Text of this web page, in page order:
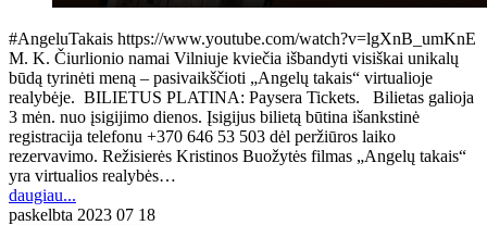
#AngeluTakais https://www.youtube.com/watch?v=lgXnB_umKnE
M. K. Čiurlionio namai Vilniuje kviečia išbandyti visiškai unikalų
būdą tyrinėti meną – pasivaikščioti „Angelų takais“ virtualioje
realybėje. BILIETUS PLATINA: Paysera Tickets. Bilietas galioja
3 mėn. nuo įsigijimo dienos. Įsigijus bilietą būtina išankstinė
registracija telefonu +370 646 53 503 dėl peržiūros laiko
rezervavimo. Režisierės Kristinos Buožytės filmas „Angelų takais“
yra virtualios realybės…
daugiau...
paskelbta 2023 07 18